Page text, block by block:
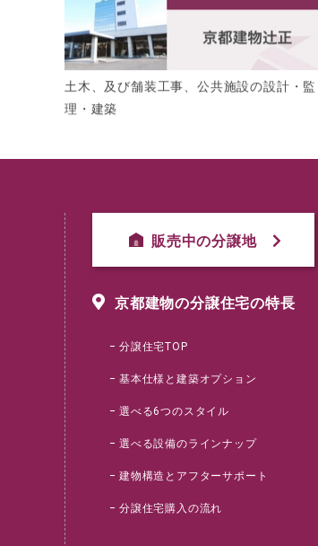
土木、及び舗装工事、公共施設の設計・監
理・建築
販売中の分譲地
京都建物の分譲住宅の特長
分譲住宅TOP
基本仕様と建築オプション
選べる6つのスタイル
選べる設備のラインナップ
建物構造とアフターサポート
分譲住宅購入の流れ